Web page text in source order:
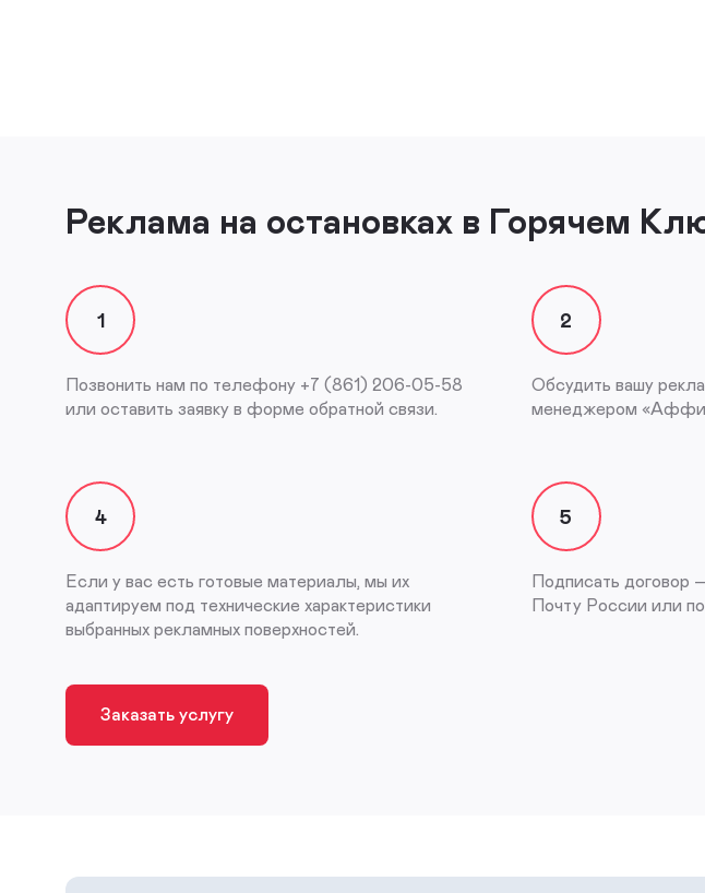
Реклама на остановках в Горячем
1
Позвонить нам по телефону +7 (861) 206-05-58
или оставить заявку в форме обратной связи.
2
Обсудить вашу
менеджером
4
Если у вас есть готовые материалы, мы их
адаптируем под технические характеристики
выбранных рекламных поверхностей.
5
Подписать договор
Почту России или
Заказать услугу